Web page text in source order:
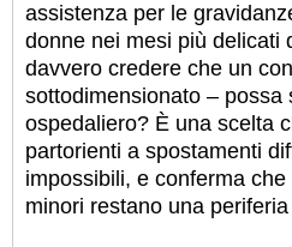
assistenza per le
donne nei mesi più delicati
davvero credere che un
sottodimensionato – possa
ospedaliero? È una scelta
partorienti a spostamenti
impossibili, e conferma
minori restano una